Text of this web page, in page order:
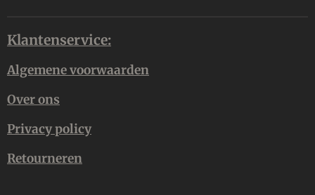
Klantenservice:
Algemene voorwaarden
Over ons
Privacy policy
Retourneren